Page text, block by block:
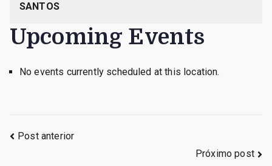
SANTOS
Upcoming Events
No events currently scheduled at this location.
Navegação
Post anterior
Próximo post